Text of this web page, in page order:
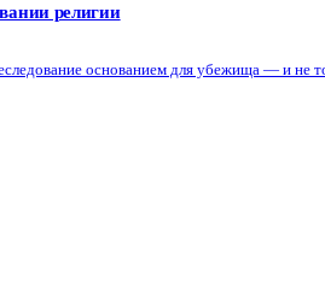
религии
основанием для убежища — и не